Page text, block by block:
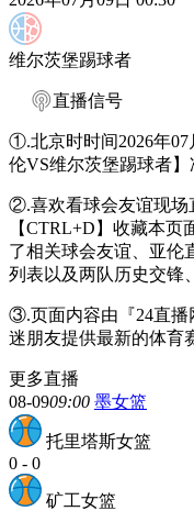
维尔茨堡踢球者
直播信号
①.北京时时间2026年07
伦VS维尔茨堡踢球者】
②.喜欢看球会友谊现场
【CTRL+D】收藏本页
了相关球会友谊、亚伦
列表以及两队历史交锋
③.页面内容由『24直播
迷朋友提供最新的体育
更多直播
08-0909:00 墨女篮
托里塔斯女篮
0 - 0
矿工女篮